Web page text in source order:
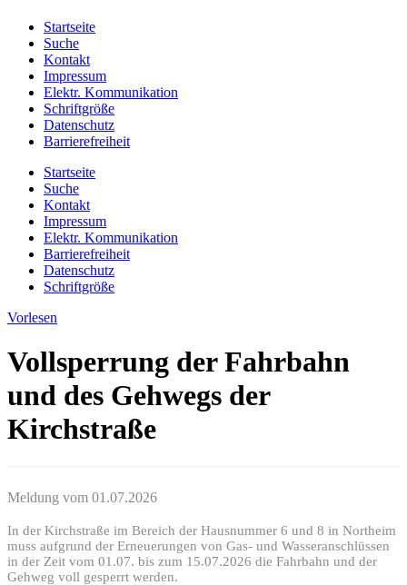
Startseite
Suche
Kontakt
Impressum
Elektr. Kommunikation
Schriftgröße
Datenschutz
Barrierefreiheit
Startseite
Suche
Kontakt
Impressum
Elektr. Kommunikation
Barrierefreiheit
Datenschutz
Schriftgröße
Vorlesen
Vollsperrung der Fahrbahn
und des Gehwegs der
Kirchstraße
Meldung vom 01.07.2026
In der Kirchstraße im Bereich der Hausnummer 6 und 8 in Northeim
muss aufgrund der Erneuerungen von Gas- und Wasseranschlüssen
in der Zeit vom 01.07. bis zum 15.07.2026 die Fahrbahn und der
Gehweg voll gesperrt werden.